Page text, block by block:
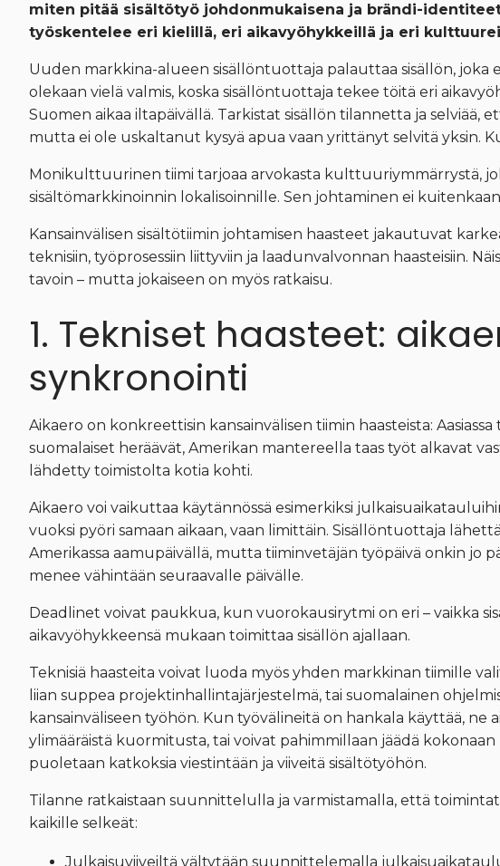
miten pitää sisältötyö johdonmukaisena ja brändi-
työskentelee eri kielillä, eri aikavyöhykkeillä ja eri
Uuden markkina-alueen sisällöntuottaja palauttaa sisällön, joka
olekaan vielä valmis, koska sisällöntuottaja tekee töitä eri
Suomen aikaa iltapäivällä. Tarkistat sisällön tilannetta ja selviää,
mutta ei ole uskaltanut kysyä apua vaan yrittänyt selvitä yksin.
Monikulttuurinen tiimi tarjoaa arvokasta kulttuuriymmärrystä,
sisältömarkkinoinnin lokalisoinnille. Sen johtaminen ei
Kansainvälisen sisältötiimin johtamisen haasteet jakautuvat
teknisiin, työprosessiin liittyviin ja laadunvalvonnan haasteisiin.
tavoin – mutta jokaiseen on myös ratkaisu.
1. Tekniset haasteet:
synkronointi
Aikaero on konkreettisin kansainvälisen tiimin haasteista:
suomalaiset heräävät, Amerikan mantereella taas työt alkavat
lähdetty toimistolta kotia kohti.
Aikaero voi vaikuttaa käytännössä esimerkiksi
vuoksi pyöri samaan aikaan, vaan limittäin. Sisällöntuottaja
Amerikassa aamupäivällä, mutta tiiminvetäjän työpäivä onkin jo
menee vähintään seuraavalle päivälle.
Deadlinet voivat paukkua, kun vuorokausirytmi on eri – vaikka
aikavyöhykkeensä mukaan toimittaa sisällön ajallaan.
Teknisiä haasteita voivat luoda myös yhden markkinan tiimille
liian suppea projektinhallintajärjestelmä, tai suomalainen
kansainväliseen työhön. Kun työvälineitä on hankala käyttää,
ylimääräistä kuormitusta, tai voivat pahimmillaan jäädä
puoletaan katkoksia viestintään ja viiveitä sisältötyöhön.
Tilanne ratkaistaan suunnittelulla ja varmistamalla, että
kaikille selkeät:
Julkaisuviiveiltä vältytään suunnittelemalla